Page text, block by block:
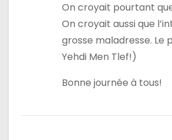
On croyait pourtant
On croyait aussi que
grosse maladresse. Le
Yehdi Men Tlef!)
Bonne journée à tous!